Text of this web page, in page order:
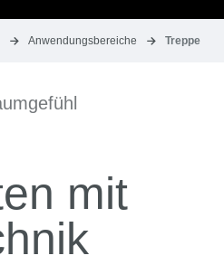
Anwendungsbereiche Treppe
mit